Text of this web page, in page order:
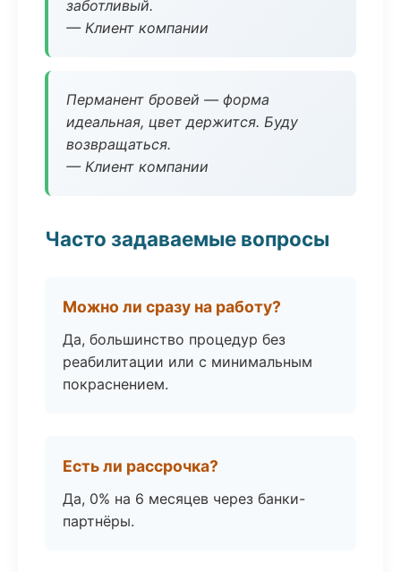
заботливый.
— Клиент компании
Перманент бровей — форма
идеальная, цвет держится. Буду
возвращаться.
— Клиент компании
Часто задаваемые вопросы
Можно ли сразу на работу?
Да, большинство процедур без
реабилитации или с минимальным
покраснением.
Есть ли рассрочка?
Да, 0% на 6 месяцев через банки-
партнёры.